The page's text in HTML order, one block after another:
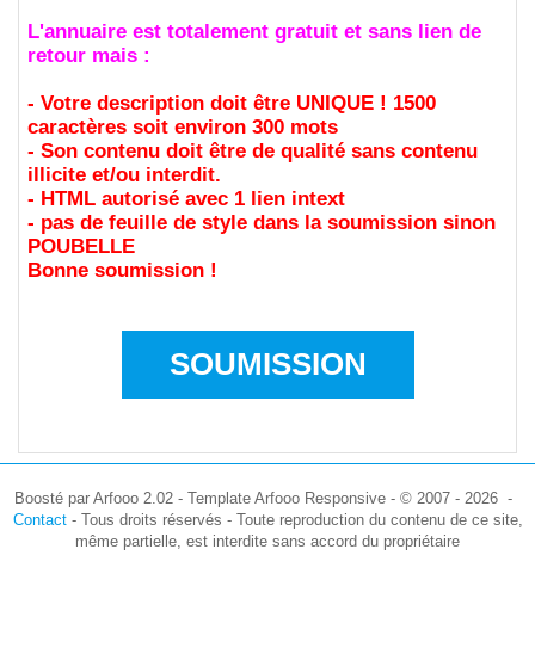
L'annuaire est totalement gratuit et sans lien de
retour mais :
- Votre description doit être UNIQUE ! 1500
caractères soit environ 300 mots
- Son contenu doit être de qualité sans contenu
illicite et/ou interdit.
- HTML autorisé avec 1 lien intext
- pas de feuille de style dans la soumission sinon
POUBELLE
Bonne soumission !
SOUMISSION
Boosté par Arfooo 2.02 - Template Arfooo Responsive - © 2007 - 2026 -
Contact- Tous droits réservés - Toute reproduction du contenu de ce site,
même partielle, est interdite sans accord du propriétaire